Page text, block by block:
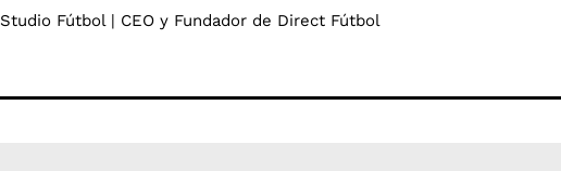
Fútbol | CEO y Fundador de Direct Fútbol